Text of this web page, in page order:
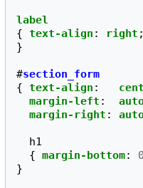
label
{ text-align : right ;
}
#section_form
{ text-align :
margin-left :
margin-right :
h1
{ margin-bottom:
}